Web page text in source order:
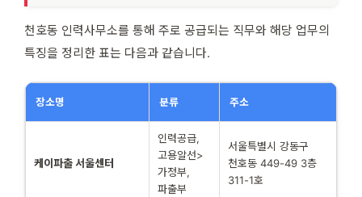
천호동 인력사무소를 통해 주로 공급되는 직무와 해당 업무의
특징을 정리한 표는 다음과 같습니다.
장소명 분류 주소
케이파출 서울센터
인력공급,
고용알선>
가정부,
파출부
서울특별시 강동구
천호동 449-49 3층
311-1호